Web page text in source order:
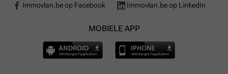
Immovlan.be op Facebook Immovlan.be op LinkedIn
MOBIELE APP